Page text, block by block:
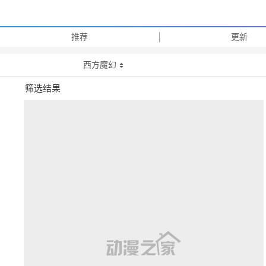
推荐 更新
西方魔幻
筛选结果